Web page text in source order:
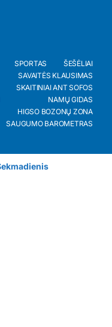
SPORTAS
ŠEŠĖLIAI
SAVAITĖS KLAUSIMAS
SKAITINIAI ANT SOFOS
NAMŲ GIDAS
HIGSO BOZONŲ ZONA
SAUGUMO BAROMETRAS